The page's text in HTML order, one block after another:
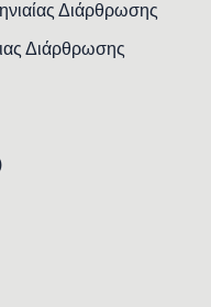
Διάρθρωσης
Διάρθρωσης